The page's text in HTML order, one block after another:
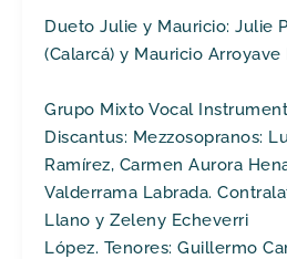
Dueto Julie y Mauricio: Julie
(Calarcá) y Mauricio Arroyave
Grupo Mixto Vocal
Discantus: Mezzosopranos:
Ramírez, Carmen Aurora
Valderrama Labrada.
Llano y Zeleny Echeverri
López. Tenores: Guillermo